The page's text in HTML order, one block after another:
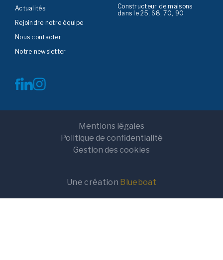
Actualités
Rejoindre notre équipe
Nous contacter
Notre newsletter
Constructeur de maisons
dans le 25, 68, 70, 90
Mentions légales
Politique de confidentialité
Gestion des cookies
Une création Blueboat